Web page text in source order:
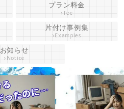
プラン料金
Fee
片付け事例集
Examples
お知らせ
Notice